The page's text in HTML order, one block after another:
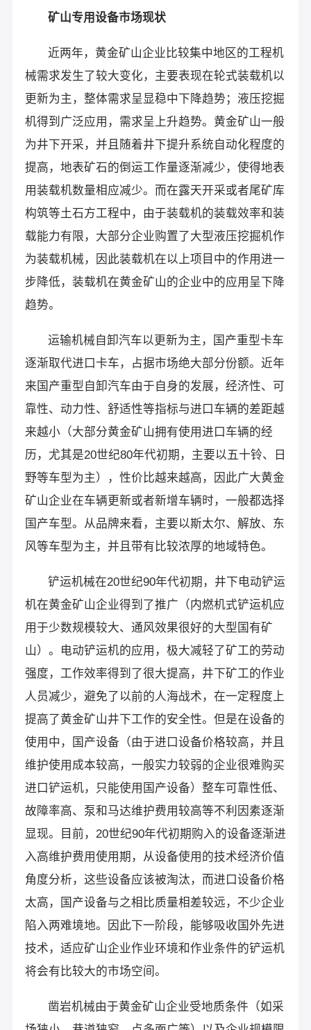
矿山专用设备市场现状
近两年，黄金矿山企业比较集中地区的工程机
械需求发生了较大变化，主要表现在轮式装载机以
更新为主，整体需求呈显稳中下降趋势；液压挖掘
机得到广泛应用，需求呈上升趋势。黄金矿山一般
为井下开采，并且随着井下提升系统自动化程度的
提高，地表矿石的倒运工作量逐渐减少，使得地表
用装载机数量相应减少。而在露天开采或者尾矿库
构筑等土石方工程中，由于装载机的装载效率和装
载能力有限，大部分企业购置了大型液压挖掘机作
为装载机械，因此装载机在以上项目中的作用进一
步降低，装载机在黄金矿山的企业中的应用呈下降
趋势。
运输机械自卸汽车以更新为主，国产重型卡车
逐渐取代进口卡车，占据市场绝大部分份额。近年
来国产重型自卸汽车由于自身的发展，经济性、可
靠性、动力性、舒适性等指标与进口车辆的差距越
来越小（大部分黄金矿山拥有使用进口车辆的经
历，尤其是20世纪80年代初期，主要以五十铃、日
野等车型为主），性价比越来越高，因此广大黄金
矿山企业在车辆更新或者新增车辆时，一般都选择
国产车型。从品牌来看，主要以斯太尔、解放、东
风等车型为主，并且带有比较浓厚的地域特色。
铲运机械在20世纪90年代初期，井下电动铲运
机在黄金矿山企业得到了推广（内燃机式铲运机应
用于少数规模较大、通风效果很好的大型国有矿
山）。电动铲运机的应用，极大减轻了矿工的劳动
强度，工作效率得到了很大提高，井下矿工的作业
人员减少，避免了以前的人海战术，在一定程度上
提高了黄金矿山井下工作的安全性。但是在设备的
使用中，国产设备（由于进口设备价格较高，并且
维护使用成本较高，一般实力较弱的企业很难购买
进口铲运机，只能使用国产设备）整车可靠性低、
故障率高、泵和马达维护费用较高等不利因素逐渐
显现。目前，20世纪90年代初期购入的设备逐渐进
入高维护费用使用期，从设备使用的技术经济价值
角度分析，这些设备应该被淘汰，而进口设备价格
太高，国产设备与之相比质量相差较远，不少企业
陷入两难境地。因此下一阶段，能够吸收国外先进
技术，适应矿山企业作业环境和作业条件的铲运机
将会有比较大的市场空间。
凿岩机械由于黄金矿山企业受地质条件（如采